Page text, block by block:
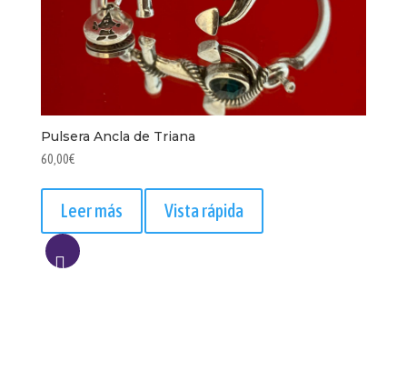
Pulsera Ancla de Triana
60,00€
Leer más Vista rápida